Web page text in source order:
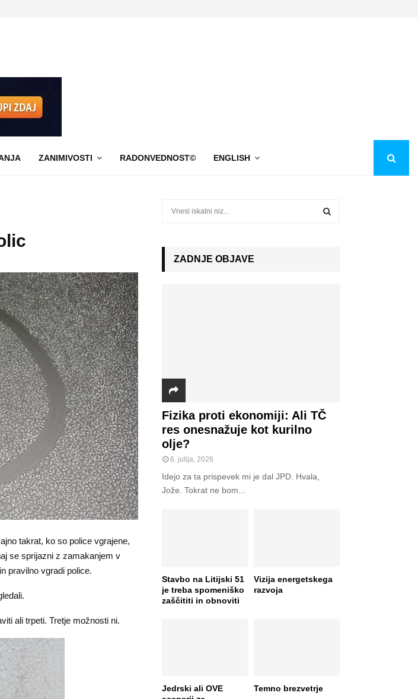
ZANIMIVOSTI RADONVEDNOST© ENGLISH
takrat, ko so police vgrajene,
se sprijazni z zamakanjem v
pravilno vgradi police.
ali trpeti. Tretje možnosti ni.
ZADNJE OBJAVE
Fizika proti ekonomiji: Ali TČ
res onesnažuje kot kurilno
olje?
6. julija, 2026
Idejo za ta prispevek mi je dal JPD. Hvala,
Jože. Tokrat ne bom...
Stavbo na Litijski 51
je treba spomeniško
zaščititi in obnoviti
Vizija energetskega
razvoja
Jedrski ali OVE
Temno brezvetrje